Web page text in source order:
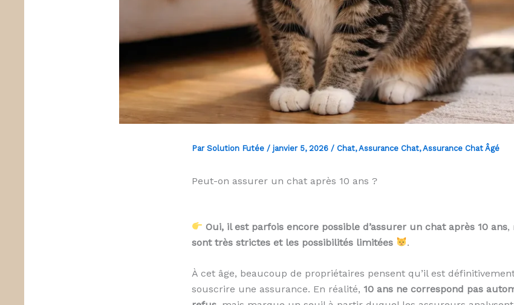
Par Solution Futée / janvier 5, 2026 / Chat,Assurance Chat,Assurance Chat Âgé
Peut-on assurer un chat après 10 ans ?
Oui, il est parfois encore possible d’assurer un chat après 10 ans,
sont très strictes et les possibilités limitées
.
À cet âge, beaucoup de propriétaires pensent qu’il est
souscrire une assurance. En réalité, 10 ans ne correspond pas